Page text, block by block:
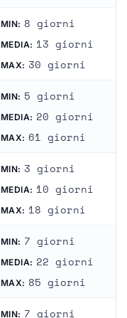
MIN: 8 giorni
MEDIA: 13 giorni
MAX: 30 giorni
MIN: 5 giorni
MEDIA: 20 giorni
MAX: 61 giorni
MIN: 3 giorni
MEDIA: 10 giorni
MAX: 18 giorni
MIN: 7 giorni
MEDIA: 22 giorni
MAX: 85 giorni
MIN: 7 giorni